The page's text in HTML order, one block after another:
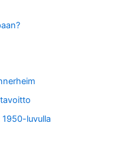
luvulla